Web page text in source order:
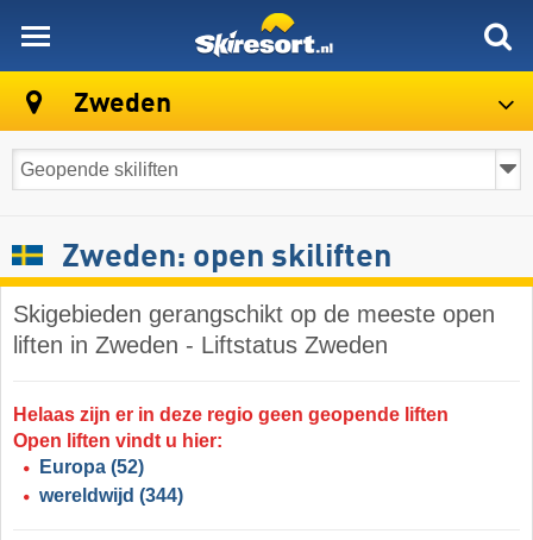
Zweden
Zweden: open skiliften
Skigebieden gerangschikt op de meeste open
liften in Zweden - Liftstatus Zweden
Helaas zijn er in deze regio geen geopende liften
Open liften vindt u hier:
Europa (52)
wereldwijd (344)